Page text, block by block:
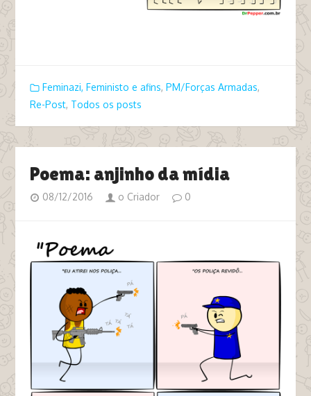
Feminazi, Feministo e afins, PM/Forças Armadas,
Re-Post, Todos os posts
Poema: anjinho da mídia
08/12/2016 o Criador 0